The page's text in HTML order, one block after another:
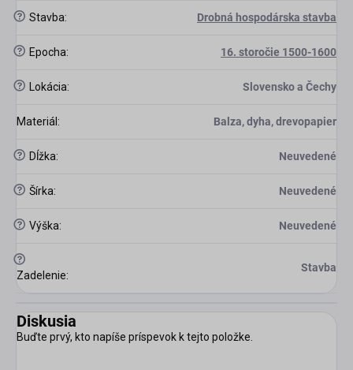
? Stavba: Drobná hospodárska stavba
? Epocha: 16. storočie 1500-1600
? Lokácia: Slovensko a Čechy
Materiál: Balza, dyha, drevopapier
? Dĺžka: Neuvedené
? Šírka: Neuvedené
? Výška: Neuvedené
?
Zadelenie:
Stavba
Diskusia
Buďte prvý, kto napíše príspevok k tejto položke.